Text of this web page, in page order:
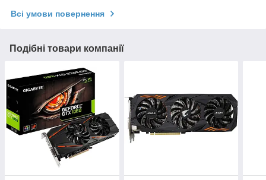
Всі умови повернення
Подібні товари компанії